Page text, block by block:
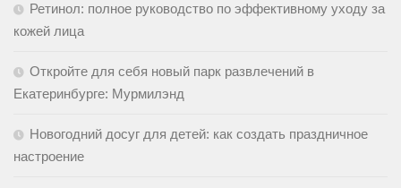
Ретинол: полное руководство по эффективному уходу за
кожей лица
Откройте для себя новый парк развлечений в
Екатеринбурге: Мурмилэнд
Новогодний досуг для детей: как создать праздничное
настроение